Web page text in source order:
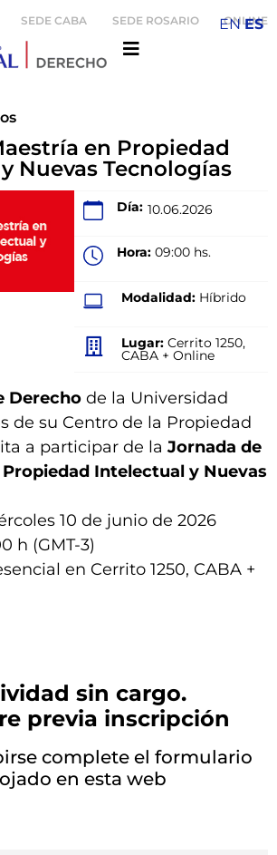
SEDE CABA SEDE ROSARIO ONLINE
en Propiedad
Nuevas Tecnologías
Día: 10.06.2026
Hora: 09:00 hs.
Modalidad: Híbrido
Lugar: Cerrito 1250,
CABA + Online
Derecho de la Universidad
de su Centro de la Propiedad
a participar de laJornada de
Intelectual y Nuevas
10 de junio de 2026
h (GMT-3)
en Cerrito 1250, CABA +
sin cargo.
previa inscripción
complete el formulario
en esta web
EN ES